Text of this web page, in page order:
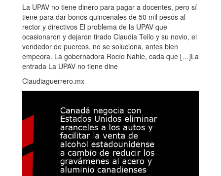
La UPAV no tiene dinero para pagar a docentes, pero sí
tiene para dar bonos quincenales de 50 mil pesos al
rector y directivos El problema de la UPAV que
ocasionaron y dejaron tirado Claudia Tello y su novio, el
vendedor de puercos, no se soluciona, antes bien
empeora. La gobernadora Rocío Nahle, cada que […]La
entrada La UPAV no tiene dine
Claudiaguerrero.mx